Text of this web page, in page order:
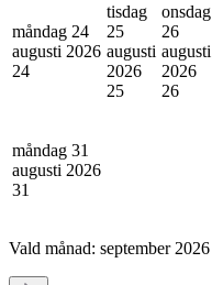
måndag 24
augusti 2026
24
tisdag
25
augusti
2026
25
onsdag
26
augusti
2026
26
måndag 31
augusti 2026
31
Vald månad: september 2026